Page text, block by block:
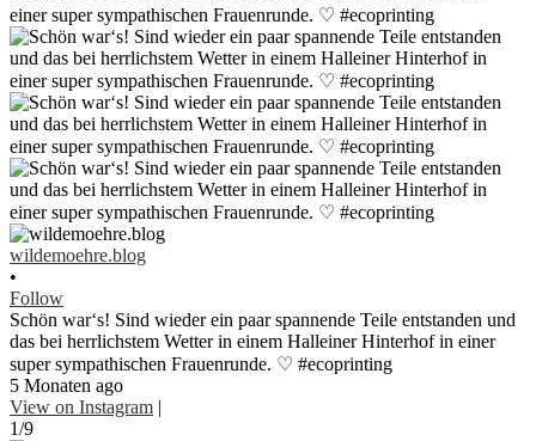
wildemoehre.blog
•
Follow
Schön war‘s! Sind wieder ein paar spannende Teile entstanden und
das bei herrlichstem Wetter in einem Halleiner Hinterhof in einer
super sympathischen Frauenrunde. ♡ #ecoprinting
5 Monaten ago
View on Instagram |
1/9